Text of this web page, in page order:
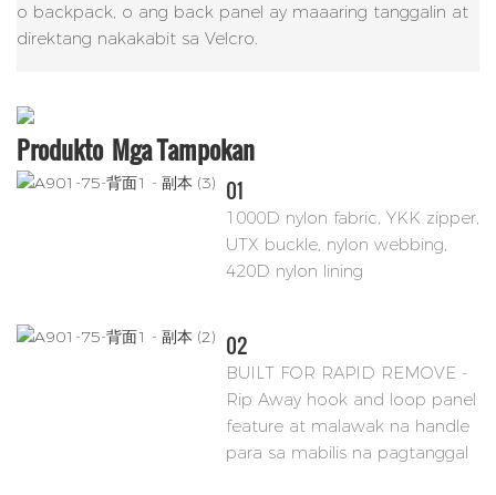
o backpack, o ang back panel ay maaaring tanggalin at
direktang nakakabit sa Velcro.
Produkto Mga Tampokan
01
1000D nylon fabric, YKK zipper,
UTX buckle, nylon webbing,
420D nylon lining
02
BUILT FOR RAPID REMOVE -
Rip Away hook and loop panel
feature at malawak na handle
para sa mabilis na pagtanggal